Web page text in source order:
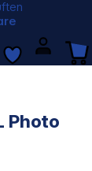
Photo